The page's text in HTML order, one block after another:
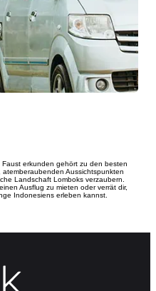
erkunden gehört zu den besten
Aussichtspunkten
Landschaft Lomboks verzaubern.
Ausflug zu mieten oder verrät dir,
Indonesiens erleben kannst.